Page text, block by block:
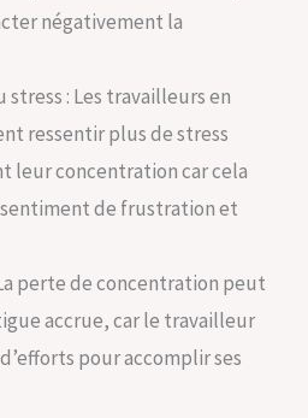
négativement la
: Les travailleurs en
ressentir plus de stress
leur concentration car cela
de frustration et
perte de concentration peut
accrue, car le travailleur
pour accomplir ses